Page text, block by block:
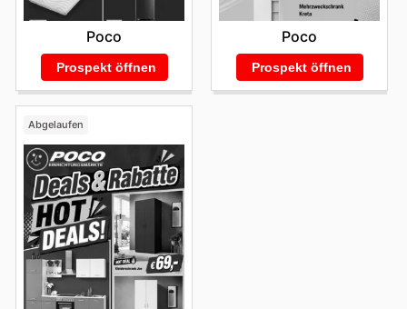
Poco
Prospekt öffnen
Poco
Prospekt öffnen
Abgelaufen